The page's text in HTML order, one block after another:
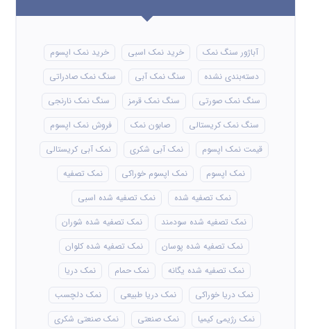
آباژور سنگ نمک خرید نمک اسبی
خرید نمک اپسوم
دسته‌بندی نشده
سنگ نمک آبی
سنگ نمک صادراتی
سنگ نمک صورتی
سنگ نمک قرمز
سنگ نمک نارنجی
سنگ نمک کریستالی
صابون نمک
فروش نمک اپسوم
قیمت نمک اپسوم
نمک آبی شکری
نمک آبی کریستالی
نمک اپسوم
نمک اپسوم خوراکی
نمک تصفیه
نمک تصفیه شده
نمک تصفیه شده اسبی
نمک تصفیه شده سودمند
نمک تصفیه شده شوران
نمک تصفیه شده پوسان
نمک تصفیه شده کلوان
نمک تصفیه شده یگانه
نمک حمام
نمک دریا
نمک دریا خوراکی
نمک دریا طبیعی
نمک دلچسب
نمک رژیمی کیمیا
نمک صنعتی
نمک صنعتی شکری